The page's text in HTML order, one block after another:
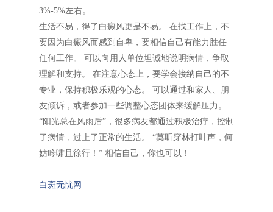
3%-5%左右。
生活不易，得了白癜风更是不易。 在找工作上，不
要因为白癜风而感到自卑，要相信自己有能力胜任
任何工作。 可以向用人单位坦诚地说明病情，争取
理解和支持。 在注意心态上，要学会接纳自己的不
专业，保持积极乐观的心态。 可以通过和家人、朋
友倾诉，或者参加一些调整心态团体来缓解压力。
“阳光总在风雨后”，很多病友都通过积极治疗，控制
了病情，过上了正常的生活。 “莫听穿林打叶声，何
妨吟啸且徐行！” 相信自己，你也可以！
白斑无忧网